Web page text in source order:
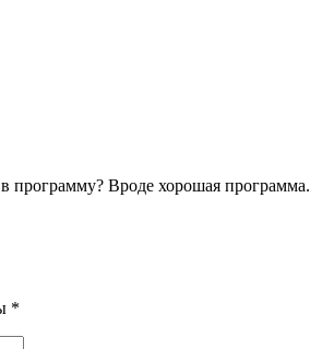
программу? Вроде хорошая программа.
*